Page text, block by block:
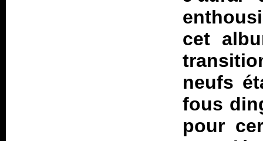
cet
neufs
fous
pour